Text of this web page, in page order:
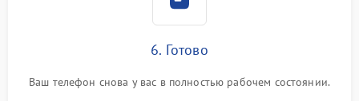
6. Готово
Ваш телефон снова у вас в полностью рабочем состоянии.